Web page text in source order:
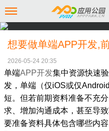
想要做单端APP开发,
2026-05-24 20:35
单端APP开发集中资源快速
发，单端（仅iOS或仅
短。但若前期资料准备不充
求、增加沟通成本，甚至导
要准备资料具体包含哪些内